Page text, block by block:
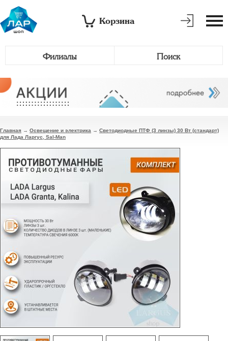
Корзина
Филиалы Поиск
Главная → Освещение и электрика → Светодиодные ПТФ (3 линзы) 30 Вт (стандарт)
для Лада Ларгус, Sal-Man